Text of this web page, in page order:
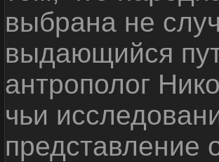
выбрана не
выдающийся
антрополог
чьи
представление